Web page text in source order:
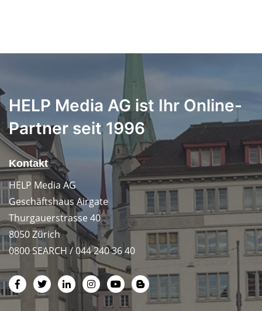
HELP Media AG ist Ihr Online-
Partner seit 1996
Kontakt
HELP Media AG
Geschäftshaus Airgate
Thurgauerstrasse 40
8050 Zürich
0800 SEARCH / 044 240 36 40